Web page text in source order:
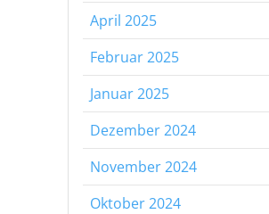
April 2025
Februar 2025
Januar 2025
Dezember 2024
November 2024
Oktober 2024